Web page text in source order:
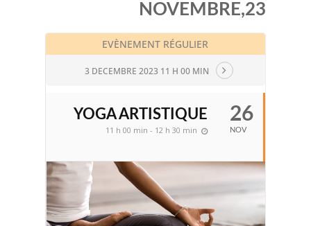
NOVEMBRE,23
EVÈNEMENT RÉGULIER
3 DECEMBRE 2023 11 H 00 MIN
26
NOV
YOGA ARTISTIQUE
11 h 00 min - 12 h 30 min